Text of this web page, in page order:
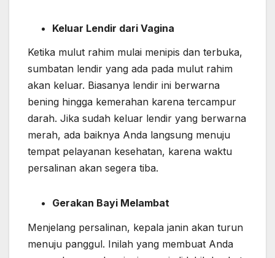
Keluar Lendir dari Vagina
Ketika mulut rahim mulai menipis dan terbuka,
sumbatan lendir yang ada pada mulut rahim
akan keluar. Biasanya lendir ini berwarna
bening hingga kemerahan karena tercampur
darah. Jika sudah keluar lendir yang berwarna
merah, ada baiknya Anda langsung menuju
tempat pelayanan kesehatan, karena waktu
persalinan akan segera tiba.
Gerakan Bayi Melambat
Menjelang persalinan, kepala janin akan turun
menuju panggul. Inilah yang membuat Anda